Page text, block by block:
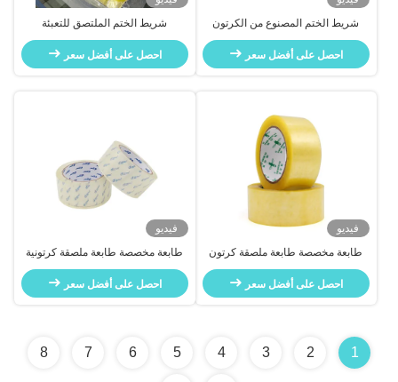
شريط الختم المصنوع من الكرتون
احصل على أفضل سعر
شريط الختم الملتصق للتعبئة
المخصصة
احصل على أفضل سعر
فيديو
طابعة مخصصة طابعة ملصقة كرتون
شريط الختم الورق الملصق والأفلام
احصل على أفضل سعر
فيديو
طابعة مخصصة طابعة ملصقة كرتونية
تغليف شريط التعبئة الخفيفة
احصل على أفضل سعر
1
2
3
4
5
6
7
8